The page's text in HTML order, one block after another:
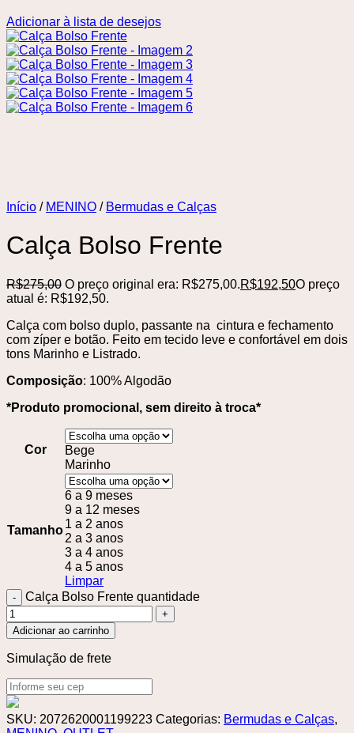
Adicionar à lista de desejos
Início / MENINO / Bermudas e Calças
Calça Bolso Frente
R$275,00 O preço original era: R$275,00.R$192,50O preço
atual é: R$192,50.
Calça com bolso duplo, passante na cintura e fechamento
com zíper e botão. Feito em tecido leve e confortável em dois
tons Marinho e Listrado.
Composição: 100% Algodão
*Produto promocional, sem direito à troca*
Cor
Bege
Marinho
Tamanho
6 a 9 meses
9 a 12 meses
1 a 2 anos
2 a 3 anos
3 a 4 anos
4 a 5 anos
Limpar
Calça Bolso Frente quantidade
Adicionar ao carrinho
Simulação de frete
SKU: 2072620001199223 Categorias: Bermudas e Calças,